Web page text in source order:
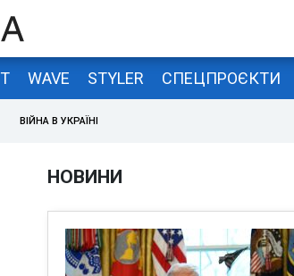
WAVE STYLER СПЕЦПРОЄКТИ
ВІЙНА В УКРАЇНІ
НОВИНИ